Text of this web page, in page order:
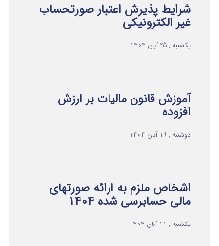
شرایط پذیرش اعتبار صورتحساب
غیر الکترونیکی
یکشنبه , 25 آبان 1404
آموزش قانون مالیات بر ارزش
افزوده
دوشنبه , 19 آبان 1404
اشخاص ملزم به ارائه صورتهای
مالی حسابرسی شده ۱۴۰۴
یکشنبه , 11 آبان 1404